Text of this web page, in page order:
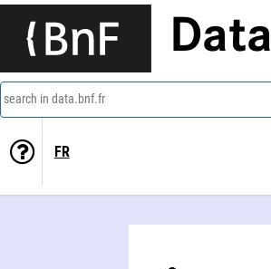
Data
search in data.bnf.fr
FR